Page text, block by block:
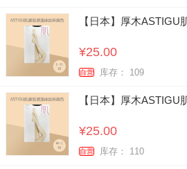
【日本】厚木
¥25.00
自营 库存： 109
【日本】厚木
¥25.00
自营 库存： 110